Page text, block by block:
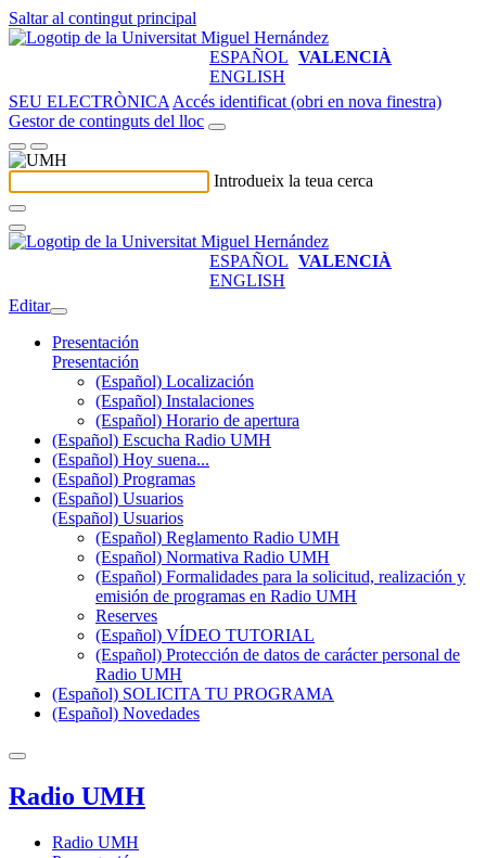
Saltar al contingut principal
ESPAÑOL VALENCIÀ
ENGLISH
SEU ELECTRÒNICA Accés identificat (obri en nova finestra)
Gestor de continguts del lloc
Introdueix la teua cerca
ESPAÑOL VALENCIÀ
ENGLISH
Editar
Presentación
Presentación
(Español) Localización
(Español) Instalaciones
(Español) Horario de apertura
(Español) Escucha Radio UMH
(Español) Hoy suena...
(Español) Programas
(Español) Usuarios
(Español) Usuarios
(Español) Reglamento Radio UMH
(Español) Normativa Radio UMH
(Español) Formalidades para la solicitud, realización y
emisión de programas en Radio UMH
Reserves
(Español) VÍDEO TUTORIAL
(Español) Protección de datos de carácter personal de
Radio UMH
(Español) SOLICITA TU PROGRAMA
(Español) Novedades
Radio UMH
Radio UMH